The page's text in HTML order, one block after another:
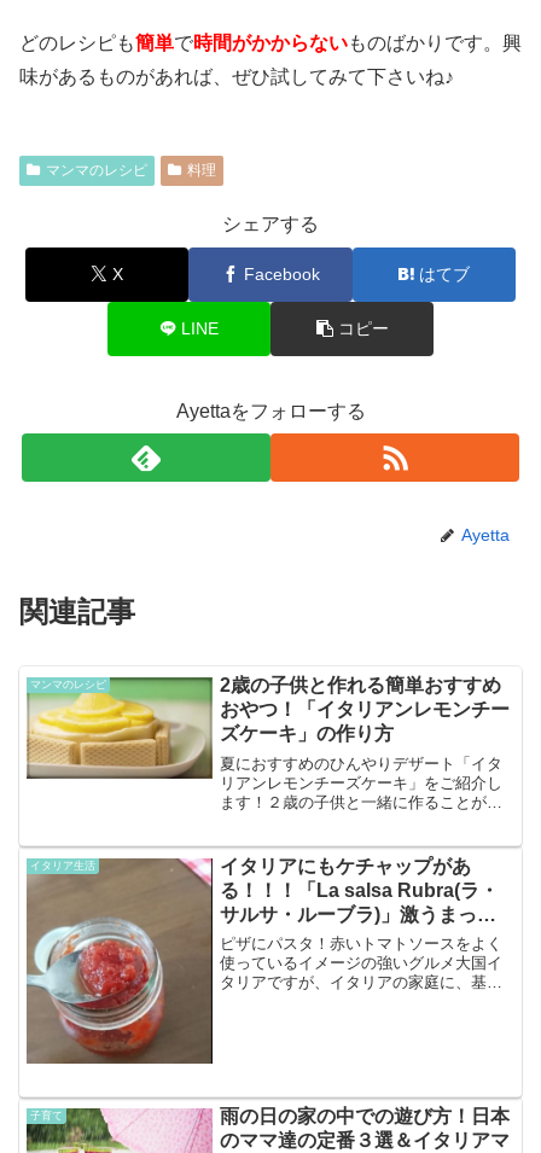
どのレシピも簡単で時間がかからないものばかりです。興
味があるものがあれば、ぜひ試してみて下さいね♪
マンマのレシピ 料理
シェアする
X Facebook はてブ
LINE コピー
Ayettaをフォローする
Ayetta
関連記事
マンマのレシピ
2歳の子供と作れる簡単おすすめ
おやつ！「イタリアンレモンチー
ズケーキ」の作り方
夏におすすめのひんやりデザート「イタ
リアンレモンチーズケーキ」をご紹介し
ます！２歳の子供と一緒に作ることがで
た、おしゃれなイタリアンデザート。今
日紹介するケーキ...
イタリア生活
イタリアにもケチャップがあ
る！！！「La salsa Rubra(ラ・
サルサ・ルーブラ)」激うまっ！
【レシピあり】
ピザにパスタ！赤いトマトソースをよく
使っているイメージの強いグルメ大国イ
タリアですが、イタリアの家庭に、基本
子育て
雨の日の家の中での遊び方！日本
のママ達の定番３選＆イタリアマ